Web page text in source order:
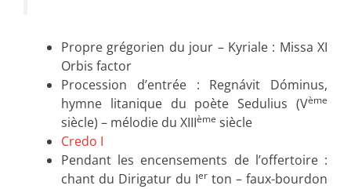
Propre grégorien du jour – Kyriale : Missa XI
Orbis factor
Procession d’entrée : Regnávit Dóminus,
hymne litanique du poète Sedulius (Vème
siècle) – mélodie du XIIIème siècle
Credo I
Pendant les encensements de l’offertoire :
chant du Dirigatur du Ier ton – faux-bourdon